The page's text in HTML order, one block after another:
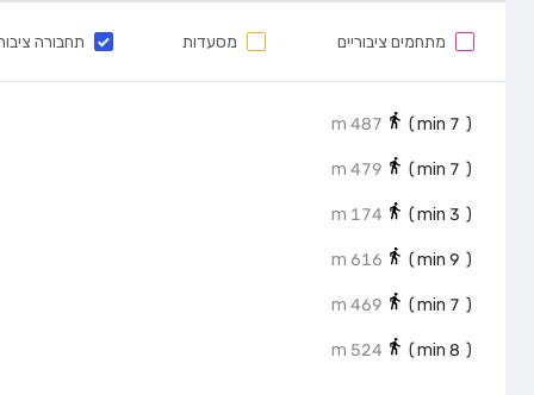
מתחמים ציבוריים מסעדות תחבורה
(
7
487 m
(
7
479 m
(
3
174 m
(
9
616 m
(
7
469 m
(
8
524 m